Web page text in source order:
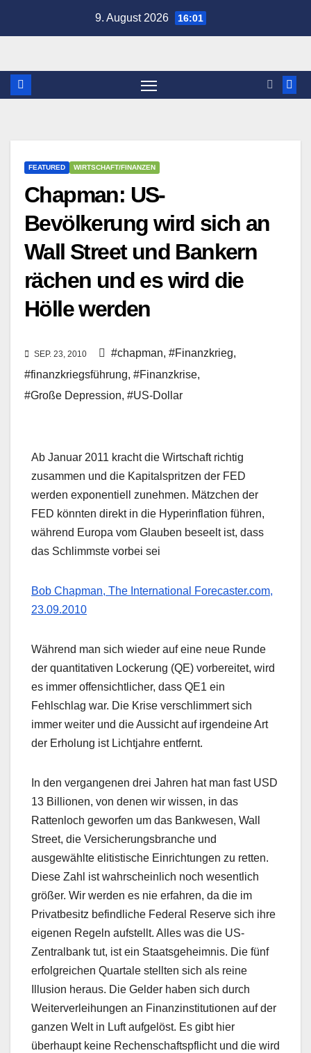
9. August 2026 16:01
FEATURED WIRTSCHAFT/FINANZEN
Chapman: US-
Bevölkerung wird sich an
Wall Street und Bankern
rächen und es wird die
Hölle werden
SEP. 23, 2010 #chapman, #Finanzkrieg,
#finanzkriegsführung, #Finanzkrise,
#Große Depression, #US-Dollar
Ab Januar 2011 kracht die Wirtschaft richtig
zusammen und die Kapitalspritzen der FED
werden exponentiell zunehmen. Mätzchen der
FED könnten direkt in die Hyperinflation führen,
während Europa vom Glauben beseelt ist, dass
das Schlimmste vorbei sei
Bob Chapman, The International Forecaster.com,
23.09.2010
Während man sich wieder auf eine neue Runde
der quantitativen Lockerung (QE) vorbereitet, wird
es immer offensichtlicher, dass QE1 ein
Fehlschlag war. Die Krise verschlimmert sich
immer weiter und die Aussicht auf irgendeine Art
der Erholung ist Lichtjahre entfernt.
In den vergangenen drei Jahren hat man fast USD
13 Billionen, von denen wir wissen, in das
Rattenloch geworfen um das Bankwesen, Wall
Street, die Versicherungsbranche und
ausgewählte elitistische Einrichtungen zu retten.
Diese Zahl ist wahrscheinlich noch wesentlich
größer. Wir werden es nie erfahren, da die im
Privatbesitz befindliche Federal Reserve sich ihre
eigenen Regeln aufstellt. Alles was die US-
Zentralbank tut, ist ein Staatsgeheimnis. Die fünf
erfolgreichen Quartale stellten sich als reine
Illusion heraus. Die Gelder haben sich durch
Weiterverleihungen an Finanzinstitutionen auf der
ganzen Welt in Luft aufgelöst. Es gibt hier
überhaupt keine Rechenschaftspflicht und die wird